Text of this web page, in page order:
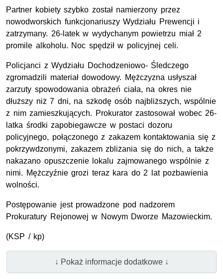
Partner kobiety szybko został namierzony przez
nowodworskich funkcjonariuszy Wydziału Prewencji i
zatrzymany. 26-latek w wydychanym powietrzu miał 2
promile alkoholu. Noc spędził w policyjnej celi.
Policjanci z Wydziału Dochodzeniowo- Śledczego
zgromadzili materiał dowodowy. Mężczyzna usłyszał
zarzuty spowodowania obrażeń ciała, na okres nie
dłuższy niż 7 dni, na szkodę osób najbliższych, wspólnie
z nim zamieszkujących. Prokurator zastosował wobec 26-
latka środki zapobiegawcze w postaci dozoru
policyjnego, połączonego z zakazem kontaktowania się z
pokrzywdzonymi, zakazem zbliżania się do nich, a także
nakazano opuszczenie lokalu zajmowanego wspólnie z
nimi. Mężczyźnie grozi teraz kara do 2 lat pozbawienia
wolności.
Postępowanie jest prowadzone pod nadzorem
Prokuratury Rejonowej w Nowym Dworze Mazowieckim.
(KSP / kp)
↓ Pokaż informacje dodatkowe ↓